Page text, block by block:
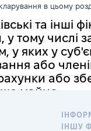
в цьому
та інші
у тому числі
у яких у
або
або
майно
ІНШУ